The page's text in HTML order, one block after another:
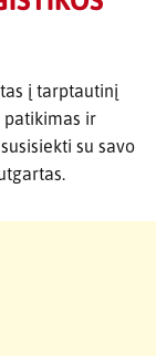
į tarptautinį
patikimas ir
su savo